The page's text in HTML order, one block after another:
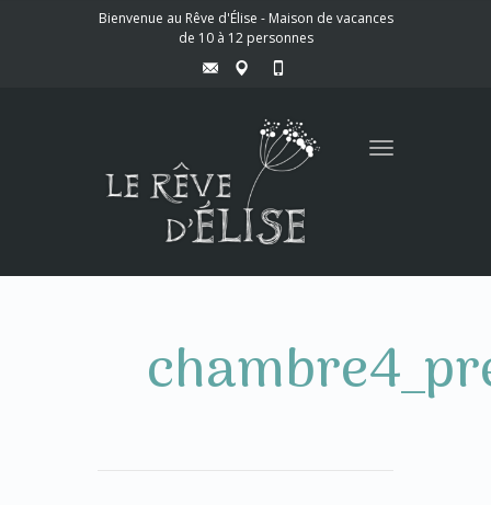
Bienvenue au Rêve d'Élise - Maison de vacances
de 10 à 12 personnes
Toggle